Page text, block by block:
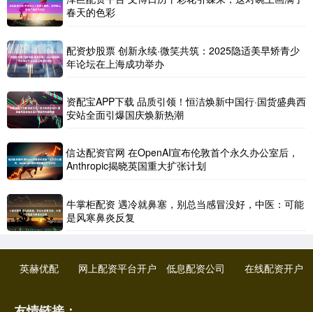
春天的色彩
配资炒股票 创新永续·微笑共筑：2025隐适美早矫青少
年论坛在上海成功举办
资配宝APP下载 品质引领！恒洁焕新中国行·国货盛典西
安站全面引爆国庆焕新热潮
信达配资官网 在OpenAI宣布伦敦首个永久办公室后，
Anthropic揭晓英国重大扩张计划
牛掌柜配资 遇冷就鼻塞，别总当感冒没好，中医：可能
是风寒鼻炎反复
英赫优配 网上配资平台开户 低息配资公司 在线配资开户